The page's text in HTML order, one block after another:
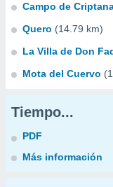
Campo de
Quero (14.79 km)
La Villa de Don
Mota del Cuervo
Tiempo...
PDF
Más información